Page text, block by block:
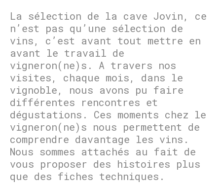
La sélection de la cave Jovin, ce
n’est pas qu’une sélection de
vins, c’est avant tout mettre en
avant le travail de
vigneron(ne)s. A travers nos
visites, chaque mois, dans le
vignoble, nous avons pu faire
différentes rencontres et
dégustations. Ces moments chez le
vigneron(ne)s nous permettent de
comprendre davantage les vins.
Nous sommes attachés au fait de
vous proposer des histoires plus
que des fiches techniques.